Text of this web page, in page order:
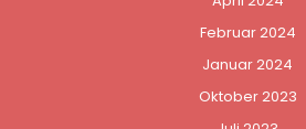
Februar 2024
Januar 2024
Oktober 2023